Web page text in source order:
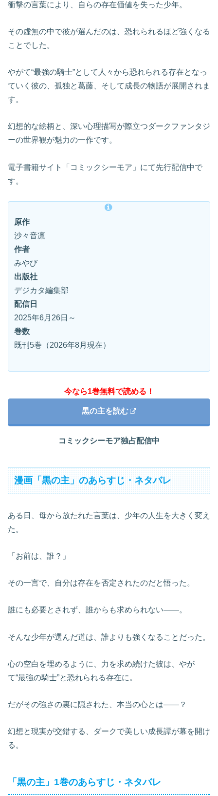
衝撃の言葉により、自らの存在価値を失った少年。
その虚無の中で彼が選んだのは、恐れられるほど強くなる
ことでした。
やがて“最強の騎士”として人々から恐れられる存在となっ
ていく彼の、孤独と葛藤、そして成長の物語が展開されま
す。
幻想的な絵柄と、深い心理描写が際立つダークファンタジ
ーの世界観が魅力の一作です。
電子書籍サイト「コミックシーモア」にて先行配信中で
す。
原作
沙々音凛
作者
みやび
出版社
デジカタ編集部
配信日
2025年6月26日～
巻数
既刊5巻（2026年8月現在）
今なら1巻無料で読める！
黒の主を読む
コミックシーモア独占配信中
漫画「黒の主」のあらすじ・ネタバレ
ある日、母から放たれた言葉は、少年の人生を大きく変え
た。
「お前は、誰？」
その一言で、自分は存在を否定されたのだと悟った。
誰にも必要とされず、誰からも求められない――。
そんな少年が選んだ道は、誰よりも強くなることだった。
心の空白を埋めるように、力を求め続けた彼は、やが
て“最強の騎士”と恐れられる存在に。
だがその強さの裏に隠された、本当の心とは――？
幻想と現実が交錯する、ダークで美しい成長譚が幕を開け
る。
「黒の主」1巻のあらすじ・ネタバレ